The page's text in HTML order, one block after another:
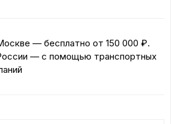
— бесплатно от 150 000 ₽.
— с помощью транспортных